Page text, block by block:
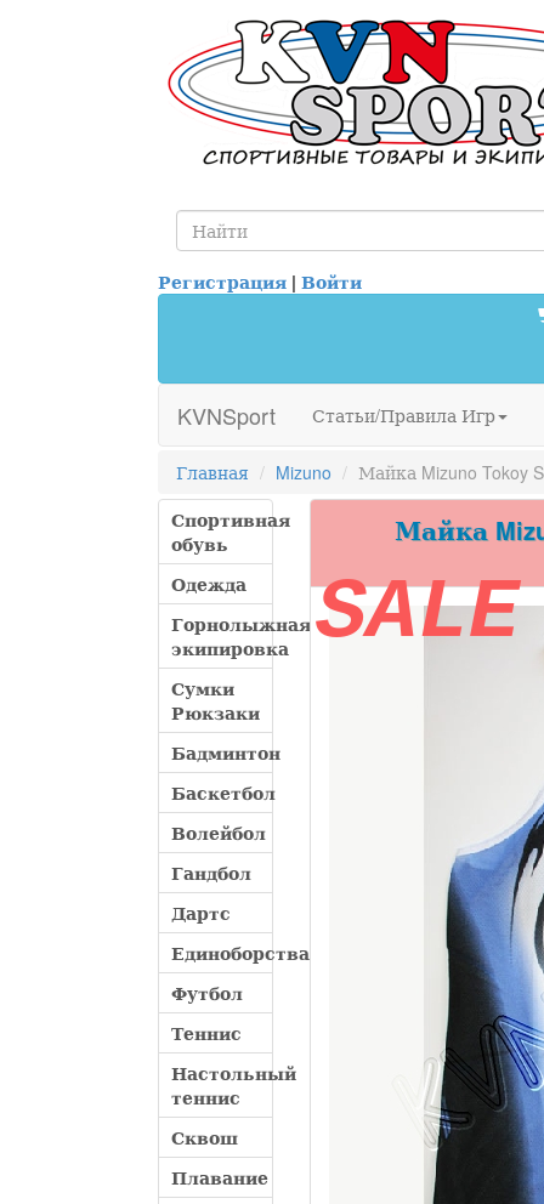
Регистрация | Войти
KVNSport Статьи/Правила Игр
Главная Mizuno
Майка Mizuno Tokoy
Спортивная
обувь
Одежда
Горнолыжная
экипировка
Сумки
Рюкзаки
Бадминтон
Баскетбол
Волейбол
Гандбол
Дартс
Единоборства
Футбол
Теннис
Настольный
теннис
Сквош
Плавание
Майка
SALE